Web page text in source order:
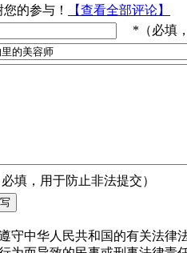
的参与！
【查看全部评论】
*（必填
必填，用于防止非法提交）
守中华人民共和国的有关法律